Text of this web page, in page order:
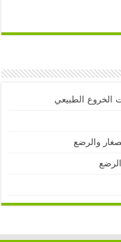
الخروع الطبيعي
والرضع